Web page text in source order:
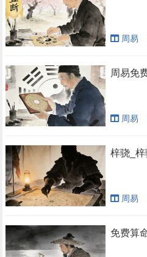
周易
周易免
周易
梓骁_
周易
免费算